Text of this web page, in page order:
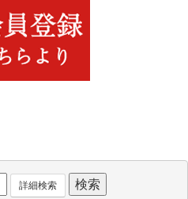
詳細検索